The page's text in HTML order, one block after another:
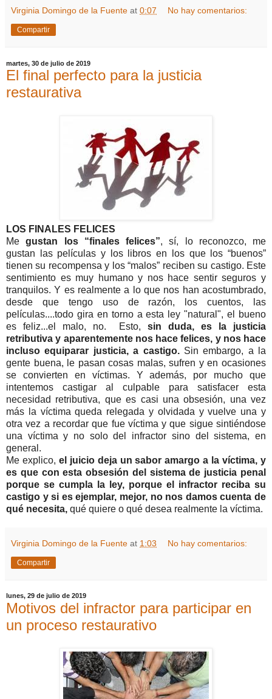
Virginia Domingo de la Fuente at 0:07 No hay comentarios:
Compartir
martes, 30 de julio de 2019
El final perfecto para la justicia
restaurativa
LOS FINALES FELICES
Megustan los “finales felices”, sí, lo reconozco, me
gustan las películas y los libros en los que los “buenos”
tienen su recompensa y los “malos” reciben su castigo. Este
sentimiento es muy humano y nos hace sentir seguros y
tranquilos. Y es realmente a lo que nos han acostumbrado,
desde que tengo uso de razón, los cuentos, las
películas....todo gira en torno a esta ley "natural", el bueno
es feliz...el malo, no. Esto,sin duda, es la justicia
retributiva y aparentemente nos hace felices, y nos hace
incluso equiparar justicia, a castigo.Sin embargo, a la
gente buena, le pasan cosas malas, sufren y en ocasiones
se convierten en víctimas. Y además, por mucho que
intentemos castigar al culpable para satisfacer esta
necesidad retributiva, que es casi una obsesión, una vez
más la víctima queda relegada y olvidada y vuelve una y
otra vez a recordar que fue víctima y que sigue sintiéndose
una víctima y no solo del infractor sino del sistema, en
general.
Me explico, el juicio deja un sabor amargo a la víctima, y
es que con esta obsesión del sistema de justicia penal
porque se cumpla la ley, porque el infractor reciba su
castigo y si es ejemplar, mejor, no nos damos cuenta de
qué necesita, qué quiere o qué desea realmente la víctima.
Virginia Domingo de la Fuente at 1:03 No hay comentarios:
Compartir
lunes, 29 de julio de 2019
Motivos del infractor para participar en
un proceso restaurativo